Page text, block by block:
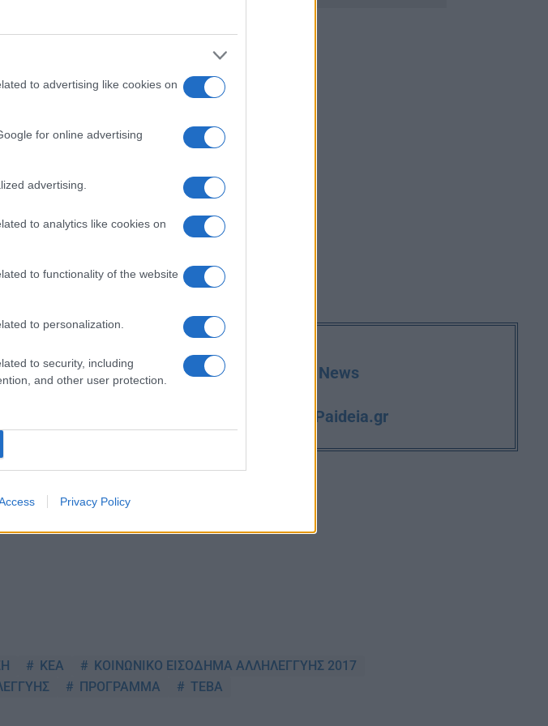
to advertising like cookies on
for online advertising
advertising.
to analytics like cookies on
to functionality of the website
to personalization.
to security, including
and other user protection.
Privacy Policy
Ακολουθείστε το iPaideia.gr στο Google News
iPaideia.gr
ΚΕΑ
ΚΟΙΝΩΝΙΚΟ ΕΙΣΟΔΗΜΑ ΑΛΛΗΛΕΓΓΥΗΣ 2017
ΠΡΟΓΡΑΜΜΑ ΤΕΒΑ